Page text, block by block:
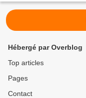
Hébergé par Overblog
Top articles
Pages
Contact